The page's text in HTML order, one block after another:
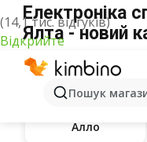
(14,1 тис. відгуків)
Відкрийте
Пошук
Електроніка
Ялта - новий
Алло